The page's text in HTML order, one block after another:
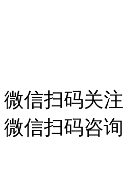
微信扫码关注
微信扫码咨询